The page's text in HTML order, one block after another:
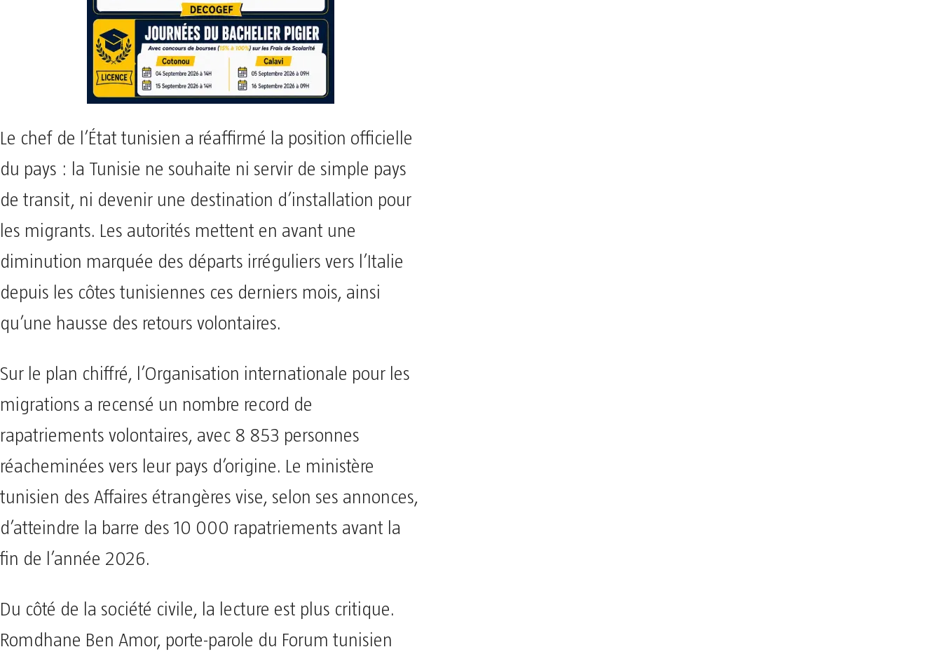
Le chef de l’État tunisien a réaffirmé la position officielle
du pays : la Tunisie ne souhaite ni servir de simple pays
de transit, ni devenir une destination d’installation pour
les migrants. Les autorités mettent en avant une
diminution marquée des départs irréguliers vers l’Italie
depuis les côtes tunisiennes ces derniers mois, ainsi
qu’une hausse des retours volontaires.
Sur le plan chiffré, l’Organisation internationale pour les
migrations a recensé un nombre record de
rapatriements volontaires, avec 8 853 personnes
réacheminées vers leur pays d’origine. Le ministère
tunisien des Affaires étrangères vise, selon ses annonces,
d’atteindre la barre des 10 000 rapatriements avant la
fin de l’année 2026.
Du côté de la société civile, la lecture est plus critique.
Romdhane Ben Amor, porte-parole du Forum tunisien